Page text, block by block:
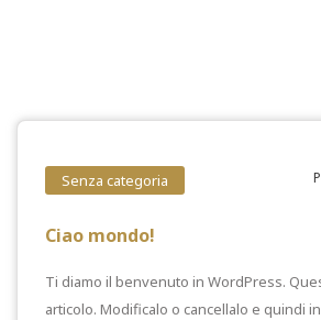
Senza categoria
Ciao mondo!
Ti diamo il benvenuto in WordPress.
articolo. Modificalo o cancellalo e quindi